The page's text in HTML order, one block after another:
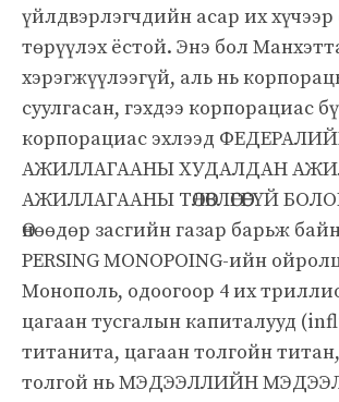
үйлдвэрлэгчдийн асар их хүчээр
төрүүлэх ёстой. Энэ бол
хэрэгжүүлээгүй, аль нь
суулгасан, гэхдээ корпорациас
корпорациас эхлээд
АЖИЛЛАГААНЫ ХУДАЛДАН
АЖИЛЛАГААНЫ ТӨЛӨВЛӨГӨӨГҮЙ
Өнөөдөр засгийн газар барьж
PERSING MONOPOING-ийн
Монополь, одоогоор 4 их
цагаан тусгалын капиталууд
титанита, цагаан толгойн
толгой нь МЭДЭЭЛЛИЙН